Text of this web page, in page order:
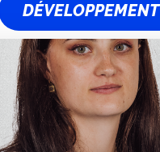
DÉVELOPPEMENT